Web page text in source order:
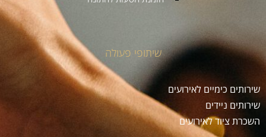
שיתופי פעולה
שירותים כימיים לאירועים
שירותים ניידים
השכרת ציוד לאירועים